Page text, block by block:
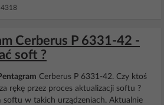
Cerberus P 6331-42 -
soft ?
Cerberus P 6331-42. Czy ktoś
rękę przez proces aktualizacji softu ?
softu w takich urządzeniach. Aktualnie